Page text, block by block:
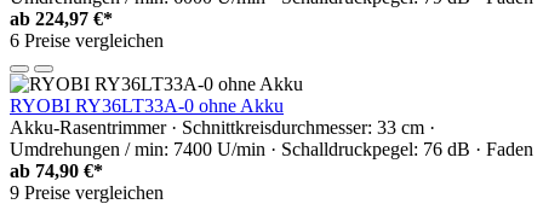
ab 224,97 €*
6 Preise vergleichen
RYOBI RY36LT33A-0 ohne Akku
Akku-Rasentrimmer · Schnittkreisdurchmesser: 33 cm ·
Umdrehungen / min: 7400 U/min · Schalldruckpegel: 76 dB · Faden
ab 74,90 €*
9 Preise vergleichen